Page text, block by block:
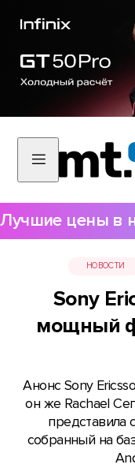
Лучшие цены в
НОВОСТИ
Sony
мощный
Анонс Sony
он же Rachael
представила
собранный на